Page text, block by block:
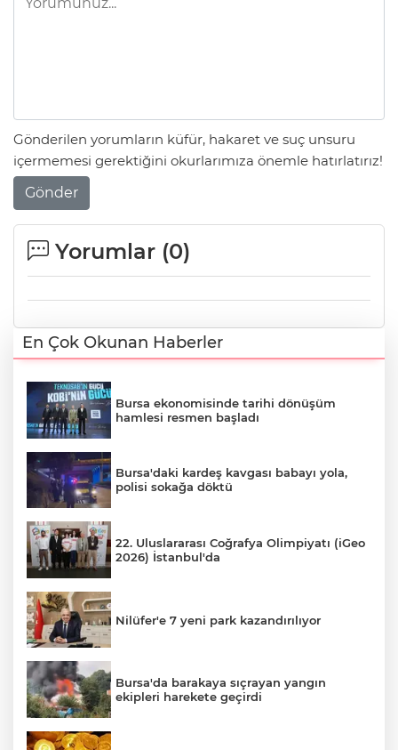
Gönderilen yorumların küfür, hakaret ve suç unsuru
içermemesi gerektiğini okurlarımıza önemle hatırlatırız!
Gönder
Yorumlar (0)
En Çok Okunan Haberler
Bursa ekonomisinde tarihi dönüşüm
hamlesi resmen başladı
Bursa'daki kardeş kavgası babayı yola,
polisi sokağa döktü
22. Uluslararası Coğrafya Olimpiyatı (iGeo
2026) İstanbul'da
Nilüfer'e 7 yeni park kazandırılıyor
Bursa'da barakaya sıçrayan yangın
ekipleri harekete geçirdi